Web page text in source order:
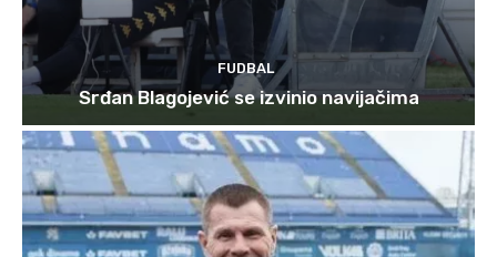
FUDBAL
Srđan Blagojević se izvinio navijačima